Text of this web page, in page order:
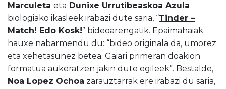
Marculeta eta Dunixe Urrutibeaskoa Azula
biologiako ikasleek irabazi dute saria, “Tinder –
Match! Edo Kosk!” bideoarengatik. Epaimahaiak
hauxe nabarmendu du: “bideo originala da, umorez
eta xehetasunez betea. Gaiari primeran doakion
formatua aukeratzen jakin dute egileek”. Bestalde,
Noa Lopez Ochoa zarauztarrak ere irabazi du saria,